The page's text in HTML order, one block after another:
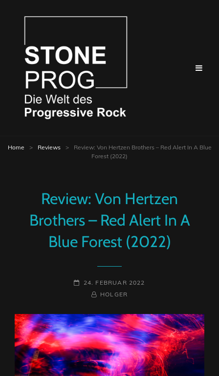
Home > Reviews >
Review: Von Hertzen Brothers – Red Alert In A Blue
Forest (2022)
Review: Von Hertzen
Brothers – Red Alert In A
Blue Forest (2022)
POSTED-
24. FEBRUAR 2022
BY
BYLINEHOLGER